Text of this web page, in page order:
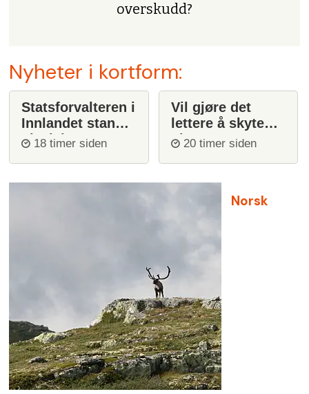
overskudd?
Nyheter i kortform:
Statsforvalteren i
Innlandet stanser
ulvejakt
18 timer siden
Vil gjøre det
lettere å skyte
ulv20 timer siden
Norsk